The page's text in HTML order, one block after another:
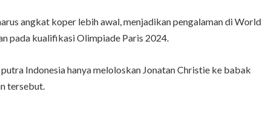
angkat koper lebih awal, menjadikan pengalaman di World
pada kualifikasi Olimpiade Paris 2024.
Indonesia hanya meloloskan Jonatan Christie ke babak
tersebut.